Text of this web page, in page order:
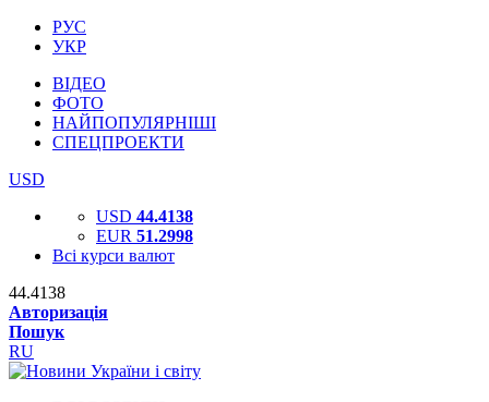
РУС
УКР
ВІДЕО
ФОТО
НАЙПОПУЛЯРНІШІ
СПЕЦПРОЕКТИ
USD
USD 44.4138
EUR 51.2998
Всі курси валют
44.4138
Авторизація
Пошук
RU